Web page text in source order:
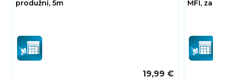
produžni, 5m
19,99 €
MFI, za